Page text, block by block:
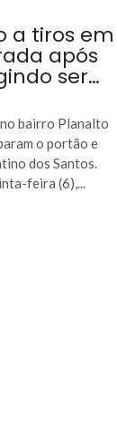
a tiros em
após
ser…
bairro Planalto
o portão e
dos Santos.
feira (6),...